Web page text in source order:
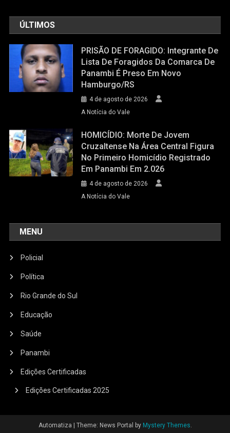
ÚLTIMOS
PRISÃO DE FORAGIDO: Integrante De
Lista De Foragidos Da Comarca De
Panambi É Preso Em Novo
Hamburgo/RS
4 de agosto de 2026
A Notícia do Vale
HOMICÍDIO: Morte De Jovem
Cruzaltense Na Área Central Figura
No Primeiro Homicídio Registrado
Em Panambi Em 2.026
4 de agosto de 2026
A Notícia do Vale
MENU
Policial
Política
Rio Grande do Sul
Educação
Saúde
Panambi
Edições Certificadas
Edições Certificadas 2025
Automatiza Theme: News Portal by Mystery Themes.